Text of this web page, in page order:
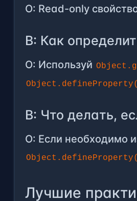
О: Read-only
В: Как
О: Используй
В: Что делать,
О: Если необходимо
Лучшие